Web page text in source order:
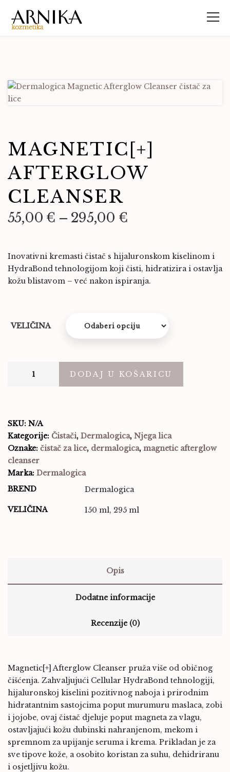
MAGNETIC[+]
AFTERGLOW
CLEANSER
55,00 € – 295,00 €
Inovativni kremasti čistač s hijaluronskom kiselinom i
HydraBond tehnologijom koji čisti, hidratizira i ostavlja
kožu blistavom – već nakon ispiranja.
VELIČINA
DODAJ U KOŠARICU
SKU: N/A
Kategorije: Čistači, Dermalogica, Njega lica
Oznake: čistač za lice, dermalogica, magnetic afterglow
cleanser
Marka: Dermalogica
BREND
Dermalogica
VELIČINA 150 ml, 295 ml
Opis
Dodatne informacije
Recenzije (0)
Magnetic[+] Afterglow Cleanser pruža više od običnog
čišćenja. Zahvaljujući Cellular HydraBond tehnologiji,
hijaluronskoj kiselini pozitivnog naboja i prirodnim
hidratantnim sastojcima poput murumuru maslaca, zobi
i jojobe, ovaj čistač djeluje poput magneta za vlagu,
ostavljajući kožu dubinski nahranjenom, mekom i
spremnom za upijanje seruma i krema. Prikladan je za
sve tipove kože, a osobito koristan za suhu, dehidriranu
i osjetljivu kožu.